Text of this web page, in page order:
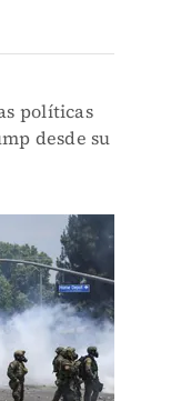
políticas
desde su